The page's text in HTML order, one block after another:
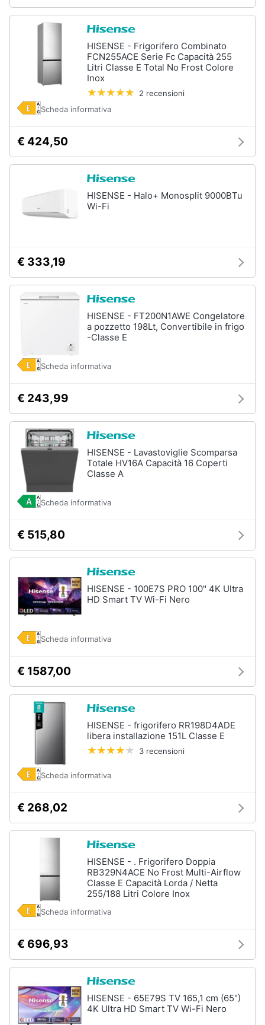
HISENSE - Frigorifero Combinato
FCN255ACE Serie Fc Capacità 255
Litri Classe E Total No Frost Colore
Inox
2 recensioni
Scheda informativa
€ 424,50
HISENSE - Halo+ Monosplit 9000BTu
Wi-Fi
€ 333,19
HISENSE - FT200N1AWE Congelatore
a pozzetto 198Lt, Convertibile in frigo
-Classe E
Scheda informativa
€ 243,99
HISENSE - Lavastoviglie Scomparsa
Totale HV16A Capacità 16 Coperti
Classe A
Scheda informativa
€ 515,80
HISENSE - 100E7S PRO 100" 4K Ultra
HD Smart TV Wi-Fi Nero
Scheda informativa
€ 1587,00
HISENSE - frigorifero RR198D4ADE
libera installazione 151L Classe E
3 recensioni
Scheda informativa
€ 268,02
HISENSE - . Frigorifero Doppia
RB329N4ACE No Frost Multi-Airflow
Classe E Capacità Lorda / Netta
255/188 Litri Colore Inox
Scheda informativa
€ 696,93
HISENSE - 65E79S TV 165,1 cm (65")
4K Ultra HD Smart TV Wi-Fi Nero